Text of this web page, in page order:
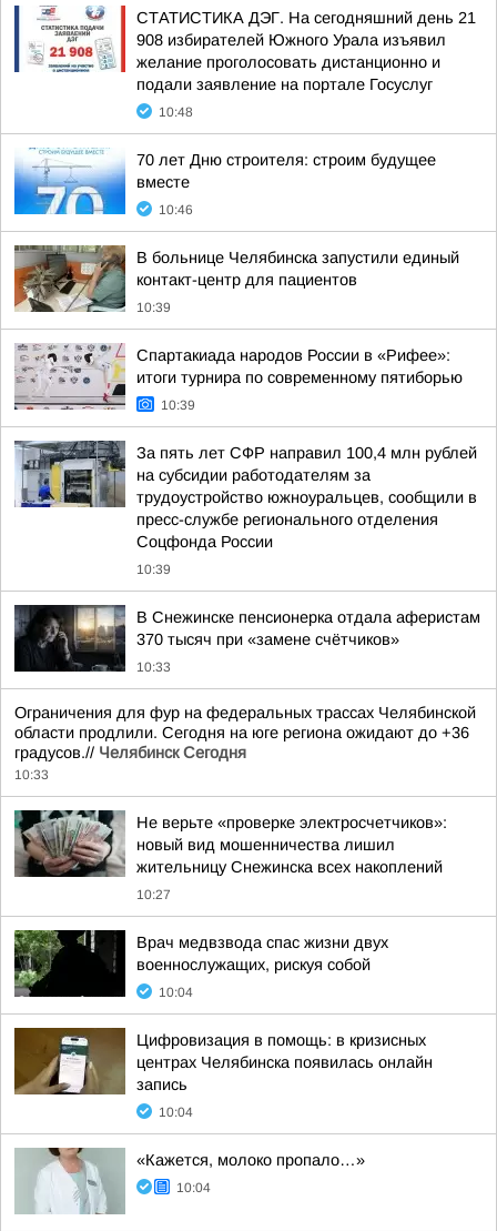
СТАТИСТИКА ДЭГ. На сегодняшний день 21
908 избирателей Южного Урала изъявил
желание проголосовать дистанционно и
подали заявление на портале Госуслуг
10:48
70 лет Дню строителя: строим будущее
вместе
10:46
В больнице Челябинска запустили единый
контакт-центр для пациентов
10:39
Спартакиада народов России в «Рифее»:
итоги турнира по современному пятиборью
10:39
За пять лет СФР направил 100,4 млн рублей
на субсидии работодателям за
трудоустройство южноуральцев, сообщили в
пресс-службе регионального отделения
Соцфонда России
10:39
В Снежинске пенсионерка отдала аферистам
370 тысяч при «замене счётчиков»
10:33
Ограничения для фур на федеральных трассах Челябинской
области продлили. Сегодня на юге региона ожидают до +36
градусов.// Челябинск Сегодня
10:33
Не верьте «проверке электросчетчиков»:
новый вид мошенничества лишил
жительницу Снежинска всех накоплений
10:27
Врач медвзвода спас жизни двух
военнослужащих, рискуя собой
10:04
Цифровизация в помощь: в кризисных
центрах Челябинска появилась онлайн
запись
10:04
«Кажется, молоко пропало…»
10:04